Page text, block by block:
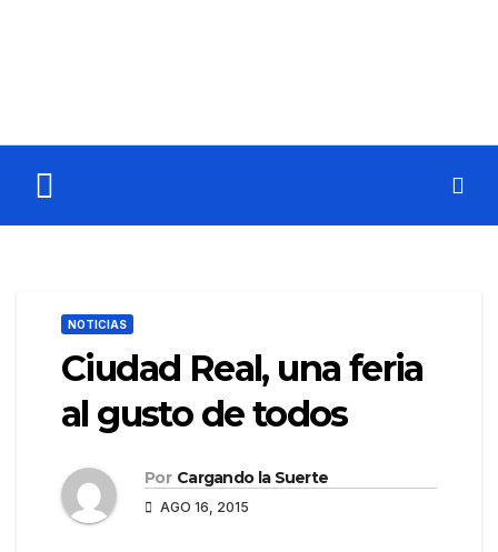
NOTICIAS
Ciudad Real, una feria
al gusto de todos
Por Cargando la Suerte
AGO 16, 2015